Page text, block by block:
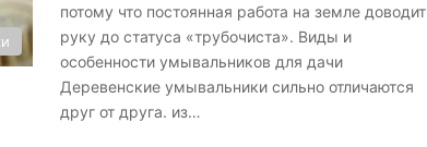
потому что постоянная работа на земле доводит
руку до статуса «трубочиста». Виды и
особенности умывальников для дачи
Деревенские умывальники сильно отличаются
друг от друга. из…